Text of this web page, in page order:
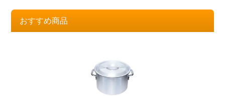
おすすめ商品